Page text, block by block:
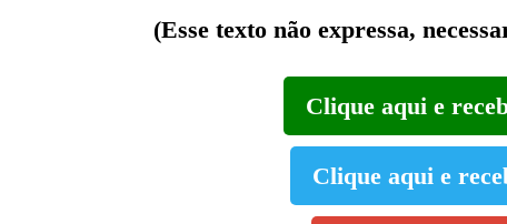
(Esse texto não expressa,
Clique aqui e
Clique aqui e